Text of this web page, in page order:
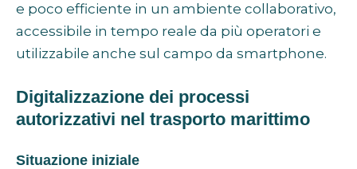
e poco efficiente in un ambiente collaborativo,
accessibile in tempo reale da più operatori e
utilizzabile anche sul campo da smartphone.
Digitalizzazione dei processi
autorizzativi nel trasporto marittimo
Situazione iniziale